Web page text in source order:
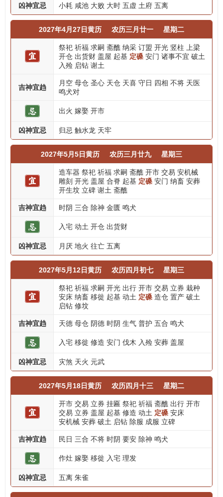
凶神宜忌 小耗 咸池 大败 大时 五虚 土府 五离
2027年4月27日黄历 农历三月廿一 星期二
祭祀 祈福 求嗣 斋醮 纳采 订盟 开光 竖柱
上梁
开仓 出货财 盖屋 起基 定磉 安门 诸事不宜 破土
入殓 启钻 谢土
吉神宜趋
月空 母仓 圣心 天仓 天喜 守日 四相 不将 天医
鸣犬对
出火 嫁娶 开市
凶神宜忌 归忌 触水龙 天牢
2027年5月5日黄历 农历三月廿九 星期三
造车器 祭祀 祈福 求嗣 斋醮 开市 交易 安机械
雕刻 开光 盖屋 合脊 起基 定磉 安门 纳畜 安葬
开生坟 立碑 谢土 斋醮
吉神宜趋 时阴 三合 除神 金匮 鸣犬
入宅 动土 开仓 出货财
凶神宜忌 月厌 地火 往亡 五离
2027年5月12日黄历 农历四月初七 星期三
祭祀 祈福 求嗣 开光 出行 开市 交易 立券 栽种
安床 纳畜 移徙 起基 动土 定磉 造仓 置产 破土
启钻 修坟
吉神宜趋 天德 母仓 阴德 时阴 生气 普护 五合 鸣犬
入宅 移徙 修造 安门 伐木 入殓 安葬 盖屋
凶神宜忌 灾煞 天火 元武
2027年5月18日黄历 农历四月十三 星期二
开市 交易 立券 挂匾 祭祀 祈福 斋醮 出行 开市
交易 立券 盖屋 起基 修造 动土 定磉 安床
安机械 安葬 破土 启钻 除服 成服 立碑
吉神宜趋 民日 三合 不将 时阴 要安 除神 鸣犬
作灶 嫁娶 移徙 入宅 理发
凶神宜忌 五离 朱雀